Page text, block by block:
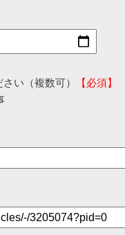
い（複数可）
【必須】